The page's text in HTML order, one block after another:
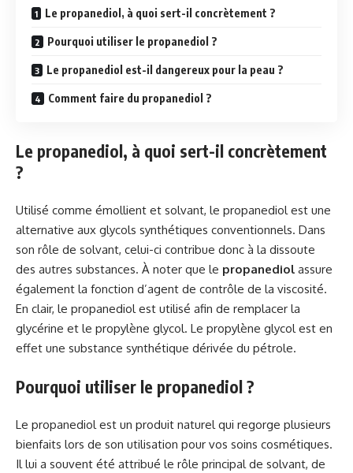
Le propanediol, à quoi sert-il concrètement ?
Pourquoi utiliser le propanediol ?
Le propanediol est-il dangereux pour la peau ?
Comment faire du propanediol ?
Le propanediol, à quoi sert-il concrètement
?
Utilisé comme émollient et solvant, le propanediol est une
alternative aux glycols synthétiques conventionnels. Dans
son rôle de solvant, celui-ci contribue donc à la dissoute
des autres substances. À noter que le propanediol assure
également la fonction d’agent de contrôle de la viscosité.
En clair, le propanediol est utilisé afin de remplacer la
glycérine et le propylène glycol. Le propylène glycol est en
effet une substance synthétique dérivée du pétrole.
Pourquoi utiliser le propanediol ?
Le propanediol est un produit naturel qui regorge plusieurs
bienfaits lors de son utilisation pour vos soins cosmétiques.
Il lui a souvent été attribué le rôle principal de solvant, de